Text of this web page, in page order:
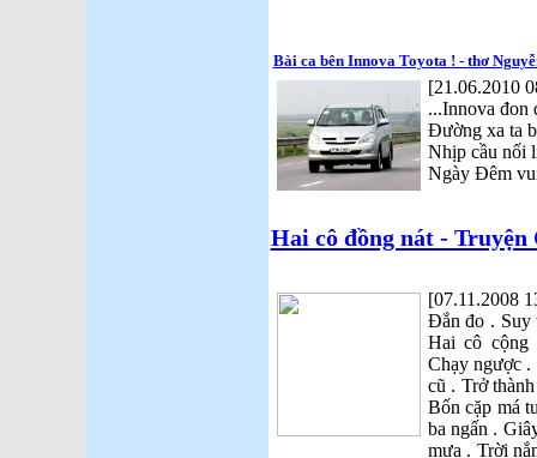
Bài ca bên Innova Toyota ! - thơ
[21.06.2010
...Innova đon
Đường xa ta
Nhịp cầu nối
Ngày Đêm
Hai cô đồng nát -
[07.11.2008
Đắn đo . Suy
Hai cô
Chạy ngược
cũ . Trở
Bốn cặp má
ba ngấn .
mưa . Trời